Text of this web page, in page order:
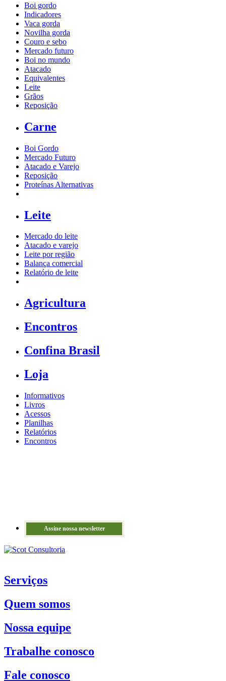
Boi gordo
Indicadores
Vaca gorda
Novilha gorda
Couro e sebo
Mercado futuro
Boi no mundo
Atacado
Equivalentes
Leite
Grãos
Reposição
Carne
Boi Gordo
Mercado Futuro
Atacado e Varejo
Reposição
Proteínas Alternativas
Leite
Mercado do leite
Atacado e varejo
Leite por região
Balança comercial
Relatório de leite
Agricultura
Encontros
Confina Brasil
Loja
Informativos
Livros
Acessos
Planilhas
Relatórios
Encontros
Assine nossa newsletter
Serviços
Quem somos
Nossa equipe
Trabalhe conosco
Fale conosco